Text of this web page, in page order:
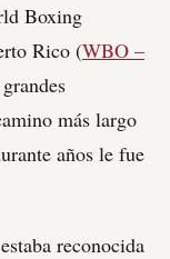
Boxing
Rico (WBO –
más largo
años le fue
reconocida